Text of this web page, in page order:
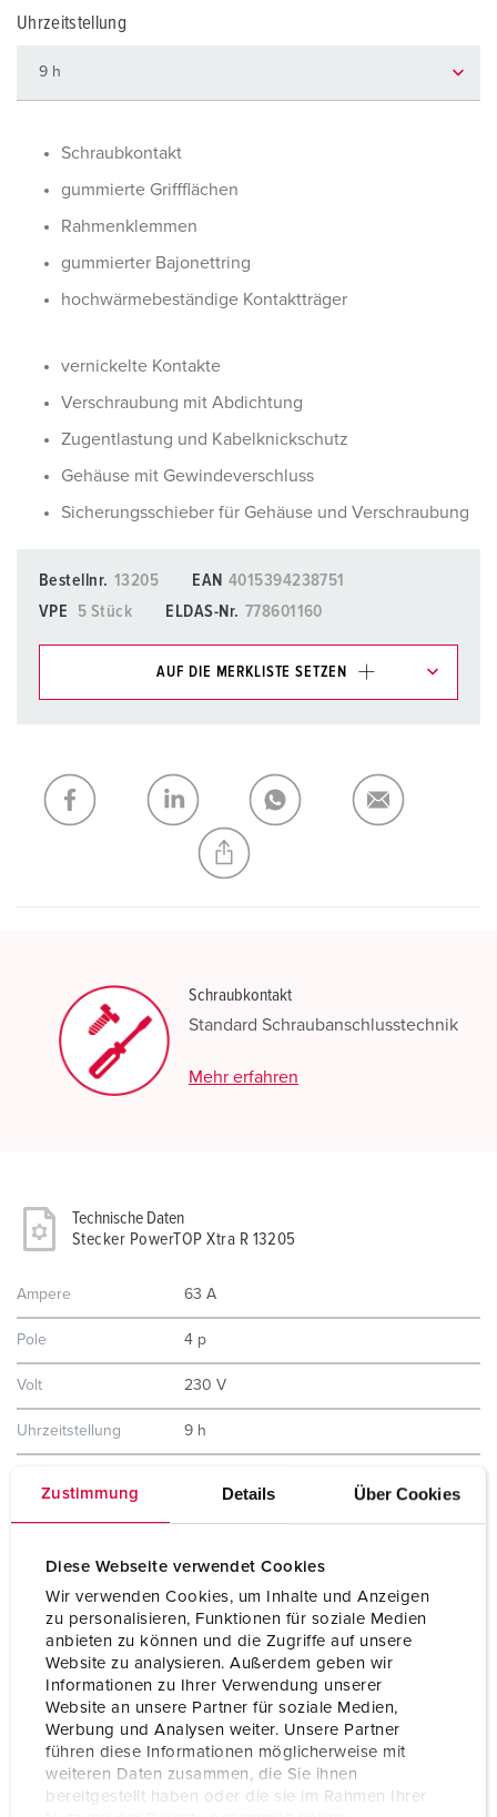
Zustimmung Details Über Cookies
Diese Webseite verwendet Cookies
Wir verwenden Cookies, um Inhalte und Anzeigen
zu personalisieren, Funktionen für soziale Medien
anbieten zu können und die Zugriffe auf unsere
Website zu analysieren. Außerdem geben wir
Informationen zu Ihrer Verwendung unserer
Website an unsere Partner für soziale Medien,
Werbung und Analysen weiter. Unsere Partner
führen diese Informationen möglicherweise mit
weiteren Daten zusammen, die Sie ihnen
bereitgestellt haben oder die sie im Rahmen Ihrer
Uhrzeitstellung
Schraubkontakt
gummierte Griffflächen
Rahmenklemmen
gummierter Bajonettring
hochwärmebeständige Kontaktträger
vernickelte Kontakte
Verschraubung mit Abdichtung
Zugentlastung und Kabelknickschutz
Gehäuse mit Gewindeverschluss
Sicherungsschieber für Gehäuse und Verschraubung
Bestellnr. 13205 EAN 4015394238751
VPE
5 Stück ELDAS-Nr. 778601160
AUF DIE MERKLISTE SETZEN
Meine Liste (0) HINZUFÜGEN
NEUE LISTE ERSTELLEN
Schraubkontakt
Standard Schraubanschlusstechnik
Mehr erfahren
Technische Daten
Stecker PowerTOP Xtra R 13205
Ampere 63 A
Pole 4 p
Volt 230 V
Uhrzeitstellung 9 h
Anschlusstechnik Schraubkontakt
Kontakt
hochwärmebeständige Kontaktträger
vernickelte Kontakte
Schutzart
Gewicht 828 g
Prüfzeichen
CB Zertifikat
VDE
EAC
CQC